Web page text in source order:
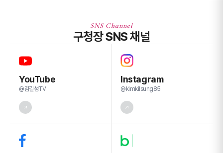
SNS Channel
구청장 SNS 채널
YouTube
@김길성TV
Instagram
@kimkilsung85